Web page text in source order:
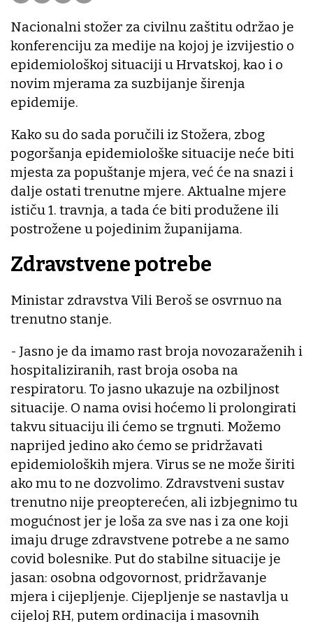
Nacionalni stožer za civilnu zaštitu održao je
konferenciju za medije na kojoj je izvijestio o
epidemiološkoj situaciji u Hrvatskoj, kao i o
novim mjerama za suzbijanje širenja
epidemije.
Kako su do sada poručili iz Stožera, zbog
pogoršanja epidemiološke situacije neće biti
mjesta za popuštanje mjera, već će na snazi i
dalje ostati trenutne mjere. Aktualne mjere
ističu 1. travnja, a tada će biti produžene ili
postrožene u pojedinim županijama.
Zdravstvene potrebe
Ministar zdravstva Vili Beroš se osvrnuo na
trenutno stanje.
- Jasno je da imamo rast broja novozaraženih i
hospitaliziranih, rast broja osoba na
respiratoru. To jasno ukazuje na ozbiljnost
situacije. O nama ovisi hoćemo li prolongirati
takvu situaciju ili ćemo se trgnuti. Možemo
naprijed jedino ako ćemo se pridržavati
epidemioloških mjera. Virus se ne može širiti
ako mu to ne dozvolimo. Zdravstveni sustav
trenutno nije preopterećen, ali izbjegnimo tu
mogućnost jer je loša za sve nas i za one koji
imaju druge zdravstvene potrebe a ne samo
covid bolesnike. Put do stabilne situacije je
jasan: osobna odgovornost, pridržavanje
mjera i cijepljenje. Cijepljenje se nastavlja u
cijeloj RH, putem ordinacija i masovnih